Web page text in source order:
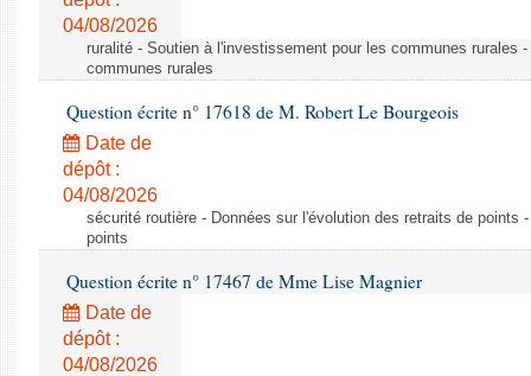
04/08/2026
ruralité - Soutien à l'investissement pour les communes rurales
communes rurales
Question écrite n° 17618 de M. Robert Le Bourgeois
Date de
dépôt :
04/08/2026
sécurité routière - Données sur l'évolution des retraits de points
points
Question écrite n° 17467 de Mme Lise Magnier
Date de
dépôt :
04/08/2026